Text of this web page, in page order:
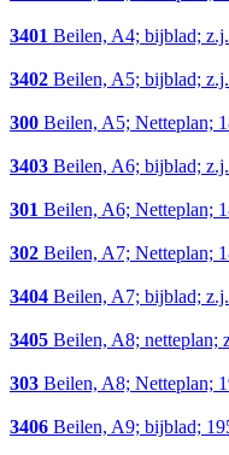
3401 Beilen, A4; bijblad; z.j.
3402 Beilen, A5; bijblad; z.j.
300 Beilen, A5; Netteplan;
3403 Beilen, A6; bijblad; z.j.
301 Beilen, A6; Netteplan;
302 Beilen, A7; Netteplan;
3404 Beilen, A7; bijblad; z.j.
3405 Beilen, A8; netteplan;
303 Beilen, A8; Netteplan;
3406 Beilen, A9; bijblad;